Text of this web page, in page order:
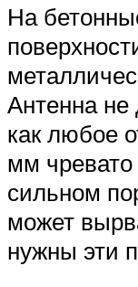
На
Антенна не
как любое
мм чревато
сильном
может
нужны эти